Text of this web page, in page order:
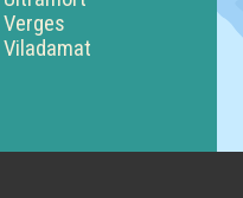
Verges
Viladamat